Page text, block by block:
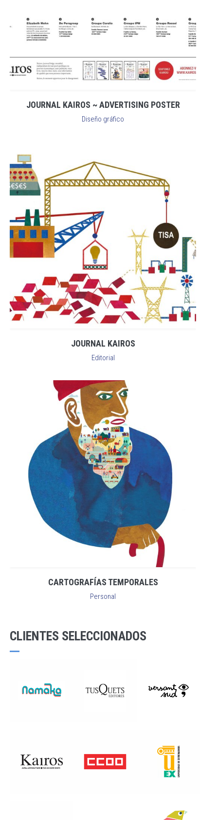
JOURNAL KAIROS ~ ADVERTISING POSTER
Diseño gráfico
JOURNAL KAIROS
Editorial
CARTOGRAFÍAS TEMPORALES
Personal
CLIENTES SELECCIONADOS